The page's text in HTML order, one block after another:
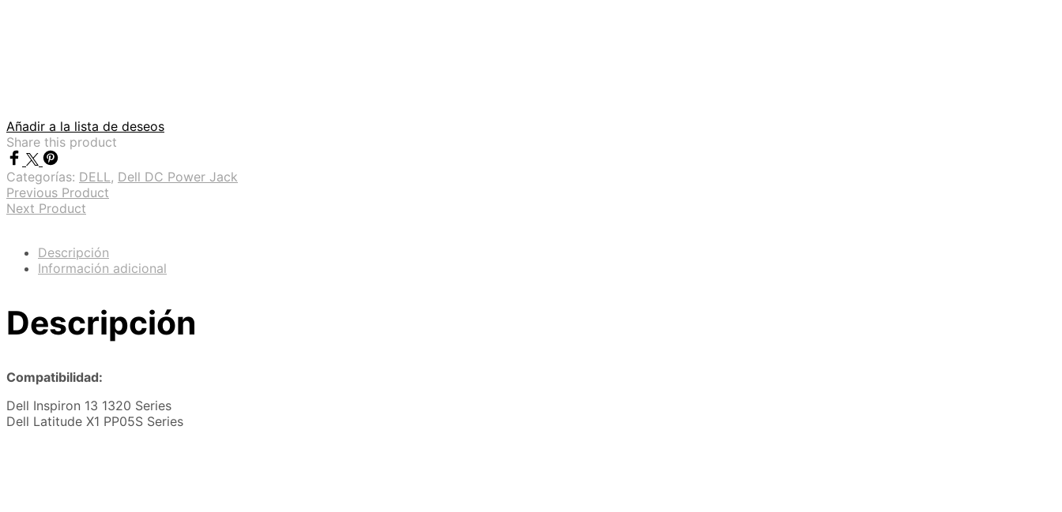
Añadir a la lista de deseos
Share this product
Categorías: DELL , Dell DC Power Jack
Previous Product
Next Product
Descripción
Información adicional
Descripción
Compatibilidad:
Dell Inspiron 13 1320 Series
Dell Latitude X1 PP05S Series